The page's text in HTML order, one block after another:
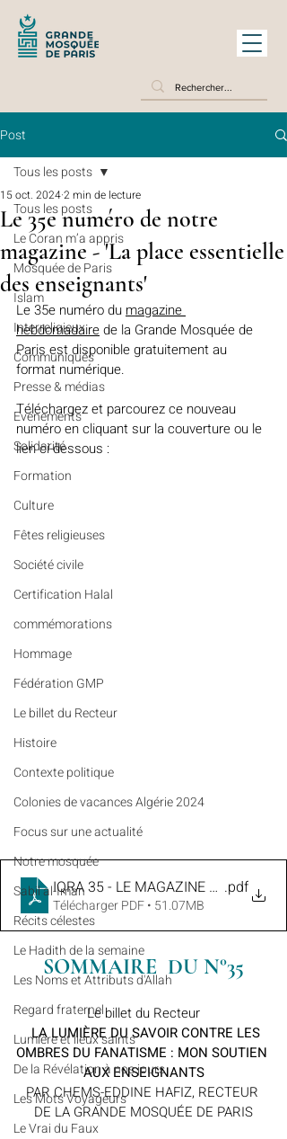
Post
Tous les posts
Le Coran m’a appris
Mosquée de Paris
Islam
Interreligieux
Communiqués
Presse & médias
Evénements
Solidarité
Formation
Culture
Fêtes religieuses
Société civile
Certification Halal
commémorations
Hommage
Fédération GMP
Le billet du Recteur
Histoire
Contexte politique
Colonies de vacances Algérie 2024
​​Focus sur une actualité
Notre mosquée
Sabil al-Iman
Récits célestes
Le Hadith de la semaine
Les Noms et Attributs d'Allah
Regard fraternel
Lumière et lieux saints
De la Révélation à nos jours
Les Mots Voyageurs
Le Vrai du Faux
Tous les posts
Le 35e numéro de notre
magazine - 'La place essentielle
des enseignants'
15 oct. 20242 min de lecture
Le 35e numéro du magazine
hebdomadaire de la Grande Mosquée de
Paris est disponible gratuitement au
format numérique.
Téléchargez et parcourez ce nouveau
numéro en cliquant sur la couverture ou le
lien ci-dessous :
IQRA 35 - LE MAGAZINE .pdf
Télécharger PDF • 51.07MB
SOMMAIRE  DU N°35
Le billet du Recteur
LA LUMIÈRE DU SAVOIR CONTRE LES
OMBRES DU FANATISME : MON SOUTIEN
AUX ENSEIGNANTS
PAR CHEMS-EDDINE HAFIZ, RECTEUR
DE LA GRANDE MOSQUÉE DE PARIS